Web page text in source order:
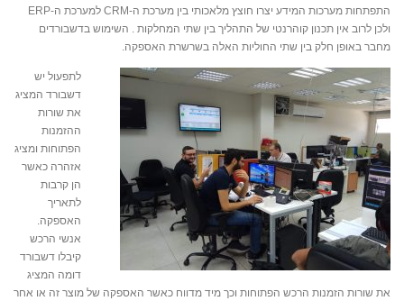
התפתחות מערכות המידע יצרו חוצץ מלאכותי בין מערכת ה-CRM למערכת ה-ERP
ולכן לרוב אין תכנון קוהרנטי של התהליך בין שתי המחלקות . השימוש בדשבורדים
מחבר באופן חלק בין שתי החוליות האלה בשרשרת האספקה.
לתפעול יש
דשבורד המציג
את שורות
ההזמנות
הפתוחות ומציג
אזהרה כאשר
הן קרבות
לתאריך
האספקה.
אנשי הרכש
קיבלו דשבורד
דומה המציג
את שורות הזמנות הרכש הפתוחות וכך מיד מדווח כאשר האספקה של מוצר זה או אחר